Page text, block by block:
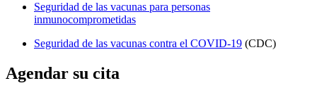
Seguridad de las vacunas para personas
inmunocomprometidas
Seguridad de las vacunas contra el COVID-19 (CDC)
Agendar su cita